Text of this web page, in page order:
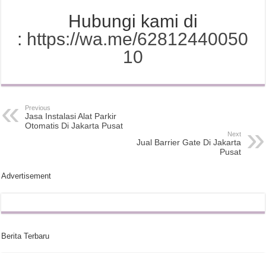
Hubungi kami di
: https://wa.me/62812440050
10
Previous
Jasa Instalasi Alat Parkir
Otomatis Di Jakarta Pusat
Next
Jual Barrier Gate Di Jakarta
Pusat
Advertisement
Berita Terbaru